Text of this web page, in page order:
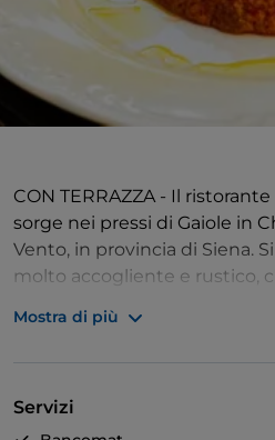
CON TERRAZZA - Il
sorge nei pressi di Gaiole in
Vento, in provincia di Siena.
molto accogliente e rustico,
vasta scelta di specialità
Mostra di più
Servizi